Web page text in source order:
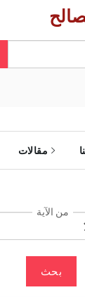
مقالات
من الآية
بحث